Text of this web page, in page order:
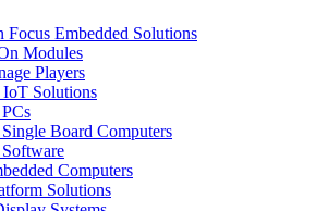
Focus Embedded Solutions
Modules
Players
Solutions
Board Computers
Computers
Solutions